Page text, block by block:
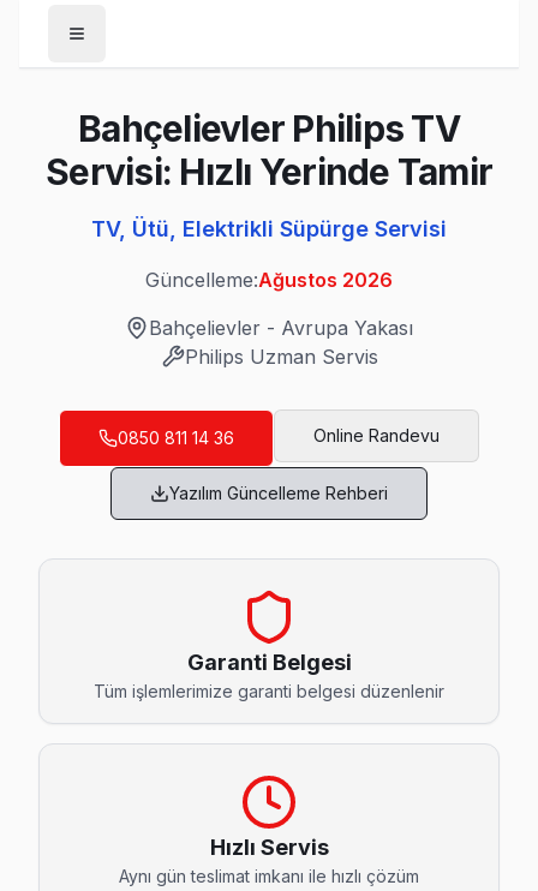
/Bahçelievler
/Philips
Son Güncelleme:Ağustos 2026
Bahçelievler'da Mahalle Mahalle Philips
Bahçelievler Philips Servis
Bahçelievler mahallesi Philips TV teknisyeniniz ortalama
Bahçelievler TV Servis Merkezi →
Cumhuriyet Philips Açılmıyor Arıza →
Fevzi Çakmak Philips Servis
Bahçelievler'da Fevzi Çakmak bölgesi dahil tüm hizmet
Fevzi Çakmak Philips Anakart Tamiri →
Hürriyet Philips Servis
Hürriyet semtindeki Philips TV sorunları için kapıya
Bahçelievler Philips Servis →
Bahçelievler Philips TV
Servisi: Hızlı Yerinde Tamir
TV, Ütü, Elektrikli Süpürge Servisi
Güncelleme:Ağustos 2026
Bahçelievler - Avrupa Yakası
Philips Uzman Servis
0850 811 14 36 Online Randevu
Yazılım Güncelleme Rehberi
Garanti Belgesi
Tüm işlemlerimize garanti belgesi düzenlenir
Hızlı Servis
Aynı gün teslimat imkanı ile hızlı çözüm